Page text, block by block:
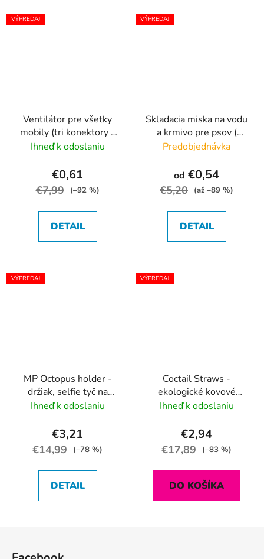
VÝPREDAJ
Ventilátor pre všetky
mobily (tri konektory v
balení)
Ihneď k odoslaniu
€0,61
€7,99 (–92 %)
DETAIL
VÝPREDAJ
Skladacia miska na vodu
a krmivo pre psov (
300ml a 800ml )
Predobjednávka
od €0,54
€5,20 (až –89 %)
DETAIL
VÝPREDAJ
MP Octopus holder -
držiak, selfie tyč na
telefón, chapadlo
Ihneď k odoslaniu
€3,21
€14,99 (–78 %)
DETAIL
VÝPREDAJ
Coctail Straws -
ekologické kovové
slamky 10 ks s kefkou
vrecúško
Ihneď k odoslaniu
€2,94
€17,89 (–83 %)
DO KOŠÍKA